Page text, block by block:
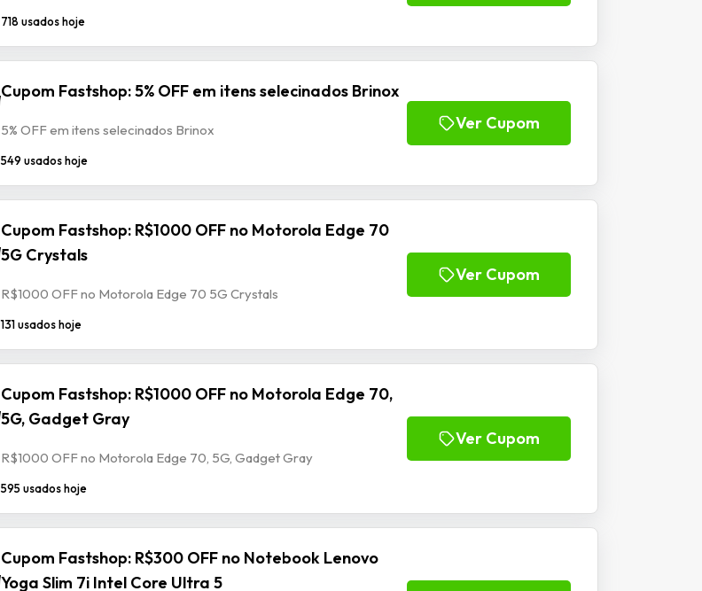
718 usados hoje
Cupom Fastshop: 5% OFF em itens selecinados Brinox
5% OFF em itens selecinados Brinox
549 usados hoje
Ver Cupom
Cupom Fastshop: R$1000 OFF no Motorola Edge 70
5G Crystals
R$1000 OFF no Motorola Edge 70 5G Crystals
131 usados hoje
Ver Cupom
Cupom Fastshop: R$1000 OFF no Motorola Edge 70,
5G, Gadget Gray
R$1000 OFF no Motorola Edge 70, 5G, Gadget Gray
595 usados hoje
Ver Cupom
Cupom Fastshop: R$300 OFF no Notebook Lenovo
Yoga Slim 7i Intel Core Ultra 5